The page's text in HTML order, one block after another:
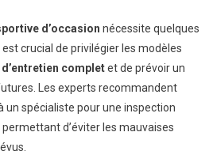
d’occasion nécessite quelques
crucial de privilégier les modèles
completet de prévoir un
Les experts recommandent
un spécialiste pour une inspection
d’éviter les mauvaises